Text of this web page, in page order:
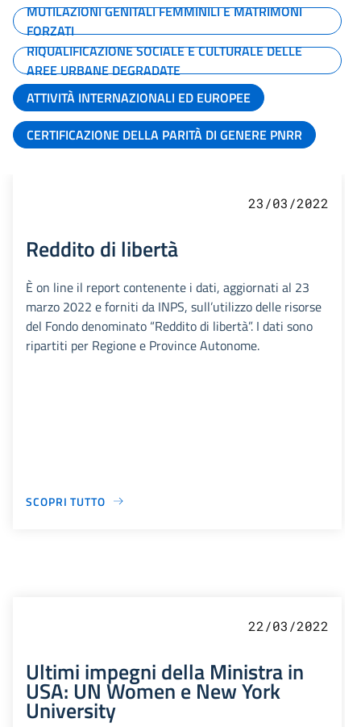
MUTILAZIONI GENITALI FEMMINILI E MATRIMONI
FORZATI
RIQUALIFICAZIONE SOCIALE E CULTURALE DELLE
AREE URBANE DEGRADATE
ATTIVITÀ INTERNAZIONALI ED EUROPEE
CERTIFICAZIONE DELLA PARITÀ DI GENERE PNRR
23/03/2022
Reddito di libertà
È on line il report contenente i dati, aggiornati al 23
marzo 2022 e forniti da INPS, sull’utilizzo delle risorse
del Fondo denominato “Reddito di libertà”. I dati sono
ripartiti per Regione e Province Autonome.
SCOPRI TUTTO
22/03/2022
Ultimi impegni della Ministra in
USA: UN Women e New York
University